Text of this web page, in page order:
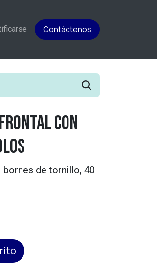
Contáctenos
frontal con
de tornillo, 40